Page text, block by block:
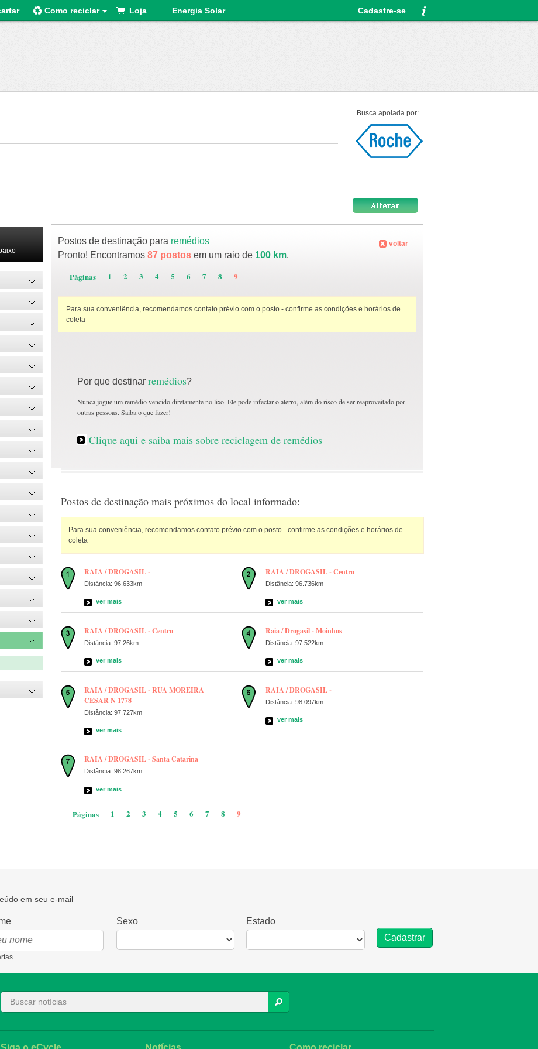
Como reciclar Loja Energia Solar Cadastre-se
Busca apoiada por:
Postos de destinação para remédios voltar
Pronto! Encontramos87 postos em um raio de 100 km.
Páginas 1 2 3 4 5 6 7 8 9
Para sua conveniência, recomendamos contato prévio com o posto - confirme as condições e horários de
coleta
Por que destinarremédios?
Nunca jogue um remédio vencido diretamente no lixo. Ele pode infectar o aterro, além do risco de ser reaproveitado por
outras pessoas. Saiba o que fazer!
Clique aqui e saiba mais sobre reciclagem de remédios
Postos de destinação mais próximos do local informado:
Para sua conveniência, recomendamos contato prévio com o posto - confirme as condições e horários de
coleta
RAIA / DROGASIL -
Distância: 96.633km
ver mais
RAIA / DROGASIL - Centro
Distância: 96.736km
ver mais
RAIA / DROGASIL - Centro
Distância: 97.26km
ver mais
Raia / Drogasil - Moinhos
Distância: 97.522km
ver mais
RAIA / DROGASIL - RUA MOREIRA
CESAR N 1778
Distância: 97.727km
ver mais
RAIA / DROGASIL -
Distância: 98.097km
ver mais
RAIA / DROGASIL - Santa Catarina
Distância: 98.267km
ver mais
Páginas 1 2 3 4 5 6 7 8 9
em seu e-mail
Sexo Estado